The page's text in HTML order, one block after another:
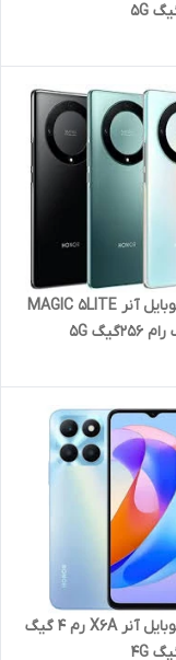
گوشی موبایل آنر MAGIC 5LITE
گوشی موبایل آنر X6A رم 4 گیگ